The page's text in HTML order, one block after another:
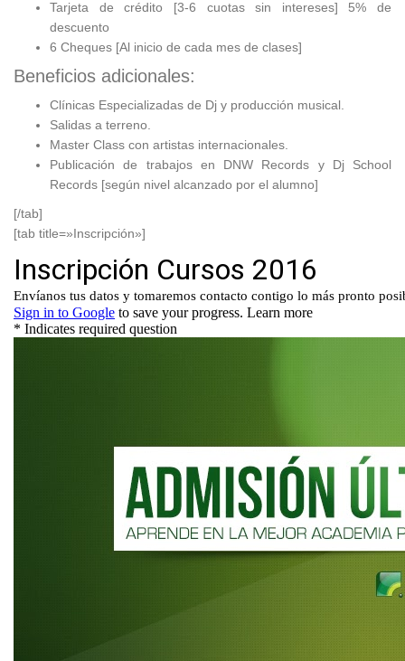
Tarjeta de crédito [3-6 cuotas sin intereses] 5% de
descuento
6 Cheques [Al inicio de cada mes de clases]
Beneficios adicionales:
Clínicas Especializadas de Dj y producción musical.
Salidas a terreno.
Master Class con artistas internacionales.
Publicación de trabajos en DNW Records y Dj School
Records [según nivel alcanzado por el alumno]
[/tab]
[tab title=»Inscripción»]